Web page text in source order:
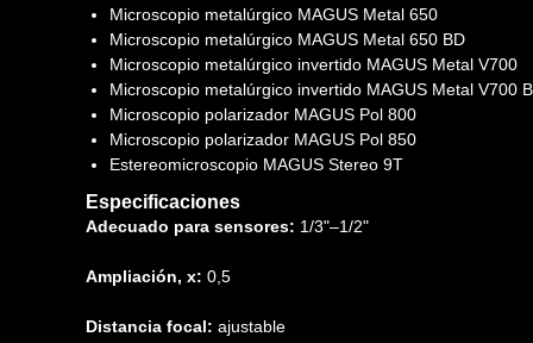
Microscopio metalúrgico MAGUS Metal 650
Microscopio metalúrgico MAGUS Metal 650 BD
Microscopio metalúrgico invertido MAGUS Metal V700
Microscopio metalúrgico invertido MAGUS Metal V700
Microscopio polarizador MAGUS Pol 800
Microscopio polarizador MAGUS Pol 850
Estereomicroscopio MAGUS Stereo 9T
Especificaciones
Adecuado para sensores: 1/3"–1/2"
Ampliación, x: 0,5
Distancia focal: ajustable